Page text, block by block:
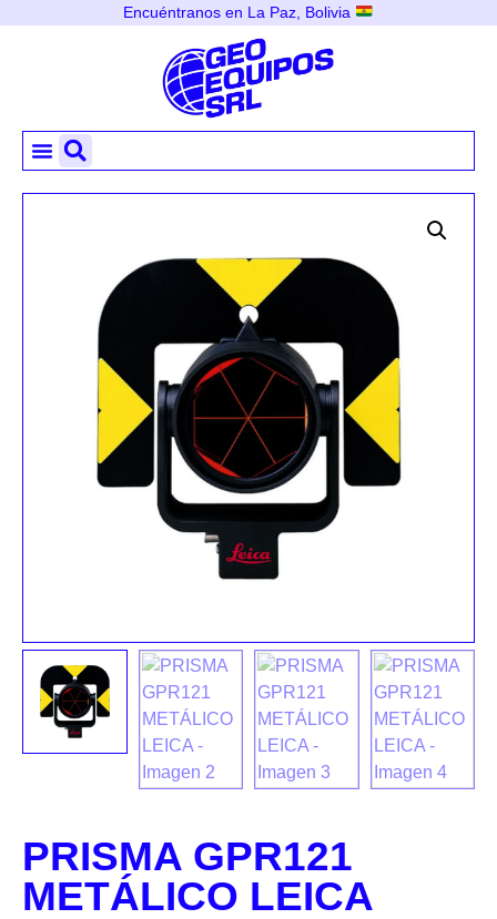
Encuéntranos en La Paz, Bolivia
PRISMA GPR121
METÁLICO LEICA